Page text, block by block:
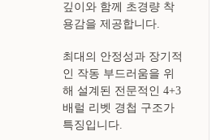
깊이와 함께 초경량 착
용감을 제공합니다.
최대의 안정성과 장기적
인 작동 부드러움을 위
해 설계된 전문적인 4+3
배럴 리벳 경첩 구조가
특징입니다.